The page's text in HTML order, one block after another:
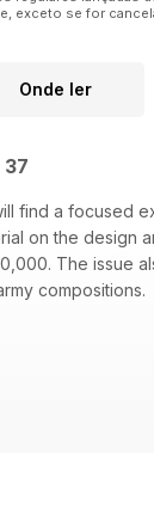
exceto se for
Onde ler
37
find a focused
on the
The issue
compositions.